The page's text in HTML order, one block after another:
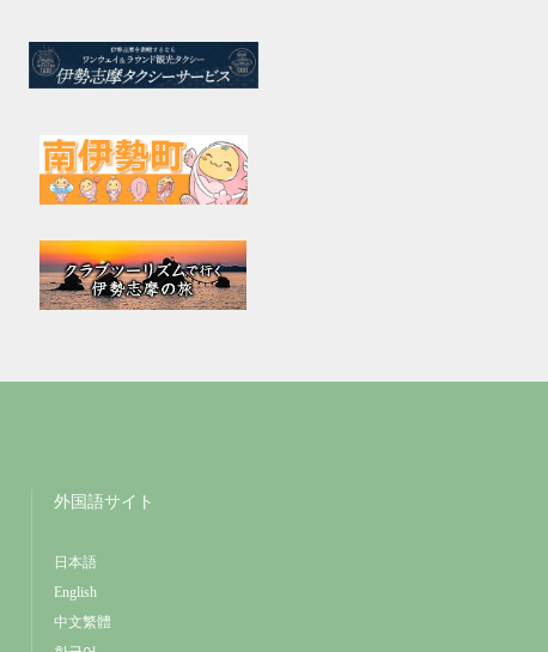
外国語サイト
日本語
English
中文繁體